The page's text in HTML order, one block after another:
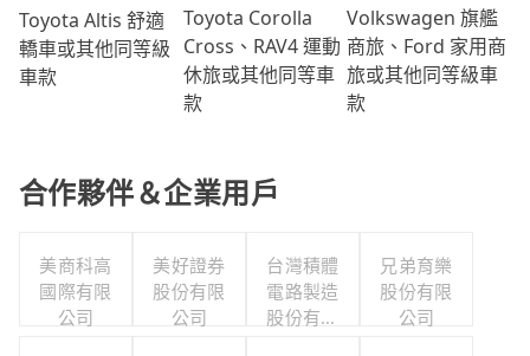
Toyota Altis 舒適
轎車或其他同等級
車款
Toyota Corolla
Cross、RAV4 運動
休旅或其他同等車
款
Volkswagen 旗艦
商旅、Ford 家用商
旅或其他同等級車
款
合作夥伴＆企業用戶
美商科高
國際有限
公司
美好證券
股份有限
公司
台灣積體
電路製造
股份有限
兄弟育樂
股份有限
公司